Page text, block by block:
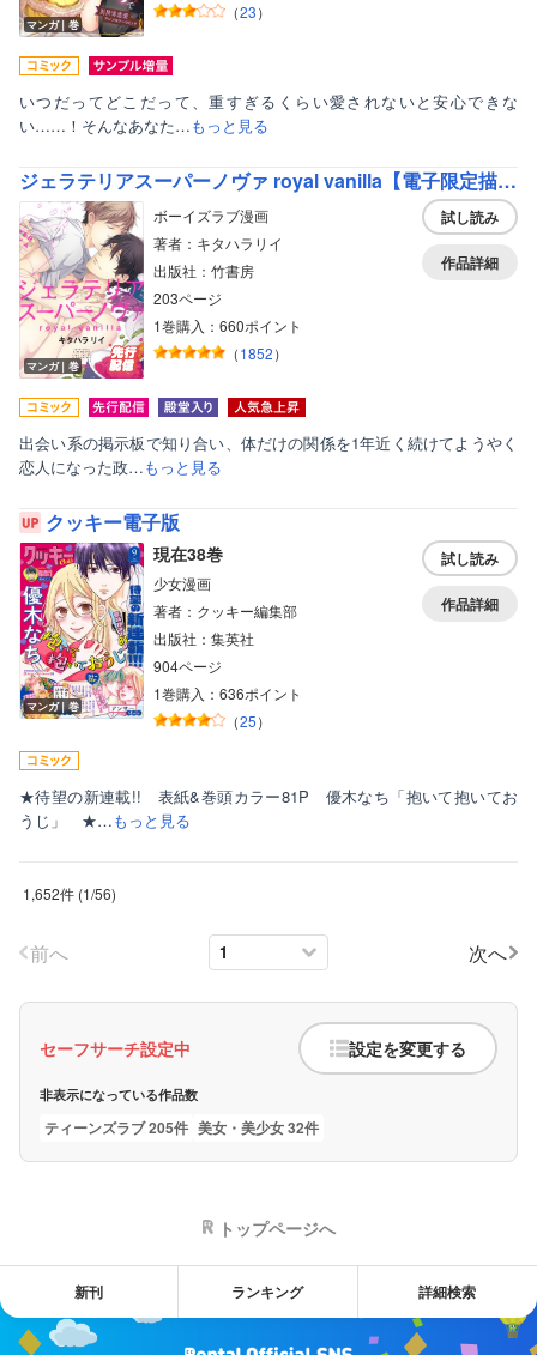
マンガ｜巻
（23）
いつだってどこだって、重すぎるくらい愛されないと安心できな
い……！そんなあなた…もっと見る
ジェラテリアスーパーノヴァ royal vanilla【電子限定描き下ろし漫画付き】
マンガ｜巻
ボーイズラブ漫画
著者：キタハラリイ
出版社：竹書房
203ページ
1巻購入：660ポイント
（1852）
試し読み
作品詳細
出会い系の掲示板で知り合い、体だけの関係を1年近く続けてようやく
恋人になった政…もっと見る
クッキー電子版
マンガ｜巻
現在38巻
少女漫画
著者：クッキー編集部
出版社：集英社
904ページ
1巻購入：636ポイント
（25）
試し読み
作品詳細
★待望の新連載!! 表紙&巻頭カラー81P 優木なち「抱いて抱いてお
うじ」 ★…もっと見る
1,652件 (1/56)
前へ 次へ
セーフサーチ設定中 設定を変更する
非表示になっている作品数
ティーンズラブ 205件 美女・美少女 32件
トップページへ
新刊 ランキング 詳細検索